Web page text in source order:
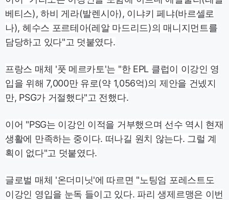
베티스), 하비 게라(발렌시아), 이냐키 페냐(바르셀로
나), 헤수스 포르테아(레알 마드리드)의 매니지먼트를
담당하고 있다"고 덧붙였다.
프랑스 매체 '풋 메르카토'는 "한 EPL 클럽이 이강인 영
입을 위해 7,000만 유로(약 1,056억)의 제안을 건넸지
만, PSG가 거절했다"고 전했다.
이어 "PSG는 이강인 이적을 거부했으며 선수 역시 현재
생활에 만족하는 중이다. 떠나길 원치 않는다. 그럴 계
획이 없다"고 덧붙였다.
글로벌 매체 '온더미닛'에 따르면 "노팅엄 포레스트도
이강인 영입을 눈독 들이고 있다. 파리 생제르맹은 이번